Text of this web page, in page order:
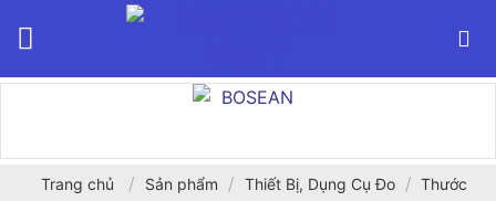
Trang chủ / Sản phẩm / Thiết Bị, Dụng Cụ Đo / Thước